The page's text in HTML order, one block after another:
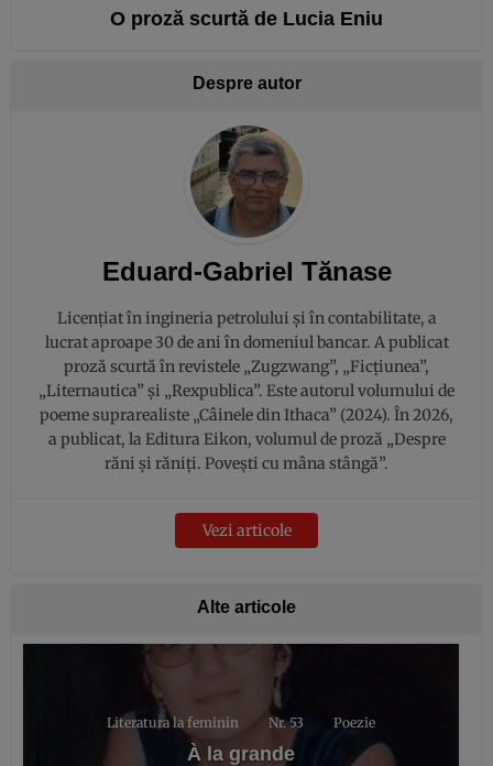
O proză scurtă de Lucia Eniu
Despre autor
Eduard-Gabriel Tănase
Licențiat în ingineria petrolului și în contabilitate, a
lucrat aproape 30 de ani în domeniul bancar. A publicat
proză scurtă în revistele „Zugzwang”, „Ficțiunea”,
„Liternautica” și „Rexpublica”. Este autorul volumului de
poeme suprarealiste „Câinele din Ithaca” (2024). În 2026,
a publicat, la Editura Eikon, volumul de proză „Despre
răni și răniți. Povești cu mâna stângă”.
Vezi articole
Alte articole
Literatura la feminin Nr. 53 Poezie
À la grande